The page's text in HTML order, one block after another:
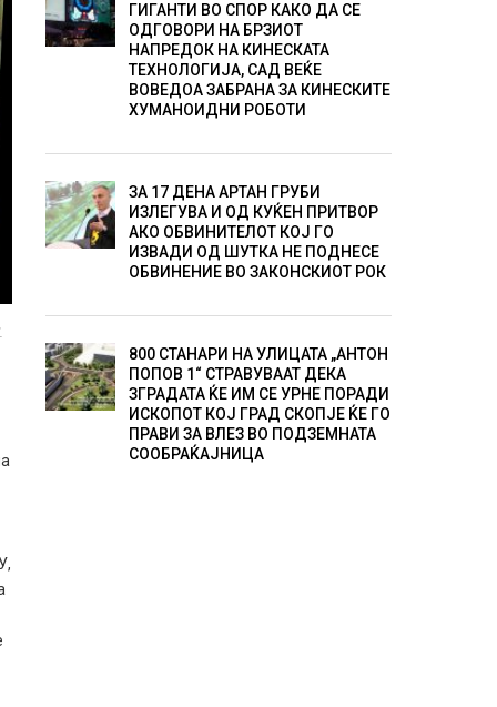
ГИГАНТИ ВО СПОР КАКО ДА СЕ
ОДГОВОРИ НА БРЗИОТ
НАПРЕДОК НА КИНЕСКАТА
ТЕХНОЛОГИЈА, САД ВЕЌЕ
ВОВЕДОА ЗАБРАНА ЗА КИНЕСКИТЕ
ХУМАНОИДНИ РОБОТИ
ЗА 17 ДЕНА АРТАН ГРУБИ
ИЗЛЕГУВА И ОД КУЌЕН ПРИТВОР
АКО ОБВИНИТЕЛОТ КОЈ ГО
ИЗВАДИ ОД ШУТКА НЕ ПОДНЕСЕ
ОБВИНЕНИЕ ВО ЗАКОНСКИОТ РОК
800 СТАНАРИ НА УЛИЦАТА „АНТОН
ПОПОВ 1“ СТРАВУВААТ ДЕКА
ЗГРАДАТА ЌЕ ИМ СЕ УРНЕ ПОРАДИ
ИСКОПОТ КОЈ ГРАД СКОПЈЕ ЌЕ ГО
ПРАВИ ЗА ВЛЕЗ ВО ПОДЗЕМНАТА
СООБРАЌАЈНИЦА